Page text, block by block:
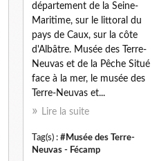
département de la Seine-
Maritime, sur le littoral du
pays de Caux, sur la côte
d'Albâtre. Musée des Terre-
Neuvas et de la Pêche Situé
face à la mer, le musée des
Terre-Neuvas et...
Lire la suite
Tag(s) : #Musée des Terre-
Neuvas - Fécamp